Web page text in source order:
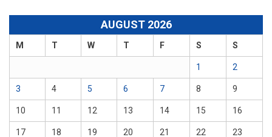
AUGUST 2026
M T W T F S S
1 2
3 4 5 6 7 8 9
10 11 12 13 14 15 16
17 18 19 20 21 22 23